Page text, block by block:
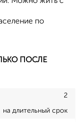
по
ПОСЛЕ
2
на длительный срок